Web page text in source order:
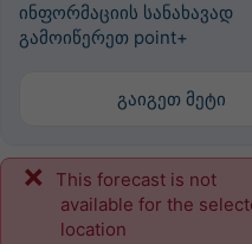
ინფორმაციის სანახავად
გამოიწერეთ point+
გაიგეთ მეტი
This forecast is not
available for the
location